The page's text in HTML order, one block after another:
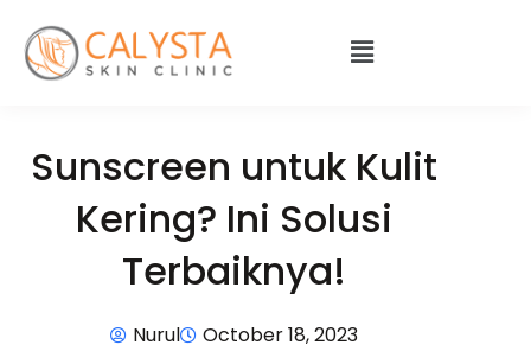
Sunscreen untuk Kulit
Kering? Ini Solusi
Terbaiknya!
Nurul October 18, 2023